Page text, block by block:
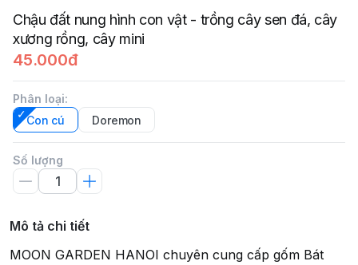
Chậu đất nung hình con vật - trồng cây sen đá, cây
xương rồng, cây mini
45.000đ
Phân loại:
Con cú
Doremon
Số lượng
Mô tả chi tiết
MOON GARDEN HANOI chuyên cung cấp gốm Bát